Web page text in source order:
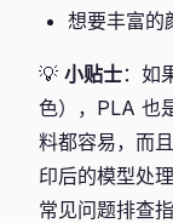
想要丰富的
💡 小贴士：如
色），PLA 也
料都容易，而
印后的模型处
常见问题排查